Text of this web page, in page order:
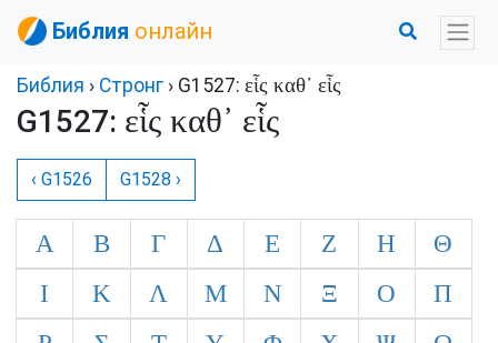
Библия онлайн
Библия › Стронг › G1527: εἷς καθ᾽ εἷς
G1527: εἷς καθ᾽ εἷς
‹ G1526 G1528 ›
Α Β Γ Δ Ε Ζ Η
Θ
Ι
Κ Λ Μ Ν Ξ Ο
Π